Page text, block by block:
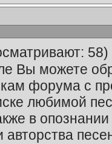
58)
Вы можете
форума с
любимой
в опознании
авторства